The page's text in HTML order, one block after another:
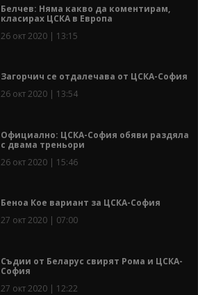
Белчев: Няма какво да коментирам,
класирах ЦСКА в Европа
26 окт 2020 | 13:15
Загорчич се отдалечава от ЦСКА-София
26 окт 2020 | 13:54
Официално: ЦСКА-София обяви раздяла
с двама треньори
26 окт 2020 | 15:46
Беноа Кое вариант за ЦСКА-София
27 окт 2020 | 07:00
Съдии от Беларус свирят Рома и ЦСКА-
София
27 окт 2020 | 12:22